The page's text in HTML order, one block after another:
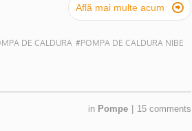
Află mai multe acum 
DE CALDURA #POMPA DE CALDURA NIBE
in Pompe 15 comments